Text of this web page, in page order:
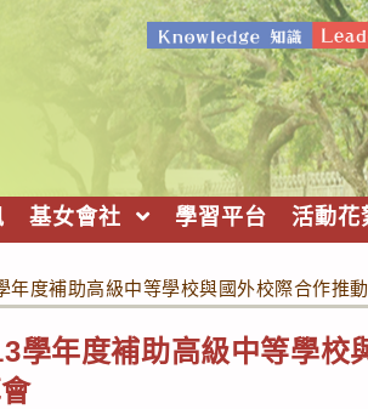
基女會社 學習平台 活動花
年度補助高級中等學校與國外校際合作推
學年度補助高級中等學校